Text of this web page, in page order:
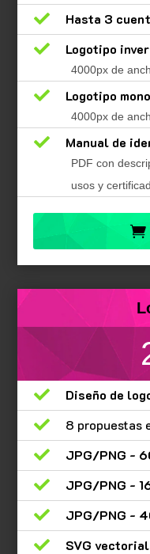

Hasta 3

Logotipo
4000px de
 Logotipo
4000px de
 Manual de
PDF con
usos y

Diseño de

8 propuestas

JPG/PNG -

JPG/PNG -

JPG/PNG -

SVG vectorial